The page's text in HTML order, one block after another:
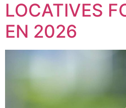
LOCATIVES
EN 2026